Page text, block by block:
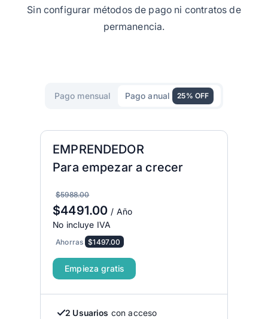
Sin configurar métodos de pago ni contratos de
permanencia.
Pago mensual Pago anual 25% OFF
EMPRENDEDOR
Para empezar a crecer
$5988.00
$4491.00/ Año
No incluye IVA
Ahorras $1497.00
Empieza gratis
2 Usuarios con acceso